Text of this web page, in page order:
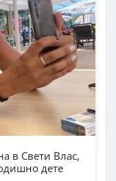
в Свети Влас,
дете